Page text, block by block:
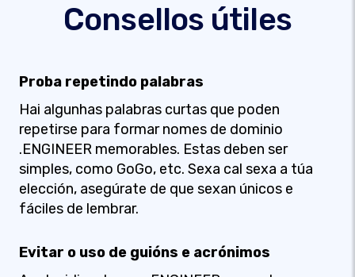
Consellos útiles
Proba repetindo palabras
Hai algunhas palabras curtas que poden
repetirse para formar nomes de dominio
.ENGINEER memorables. Estas deben ser
simples, como GoGo, etc. Sexa cal sexa a túa
elección, asegúrate de que sexan únicos e
fáciles de lembrar.
Evitar o uso de guións e acrónimos